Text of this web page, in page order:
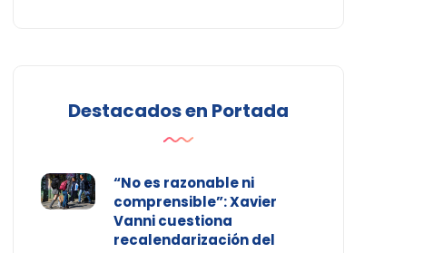
Destacados en Portada
“No es razonable ni
comprensible”: Xavier
Vanni cuestiona
recalendarización del